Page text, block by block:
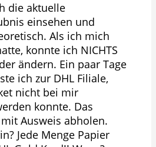
die aktuelle
einsehen und
Als ich mich
konnte ich NICHTS
ändern. Ein paar Tage
ich zur DHL Filiale,
nicht bei mir
konnte. Das
Ausweis abholen.
Jede Menge Papier